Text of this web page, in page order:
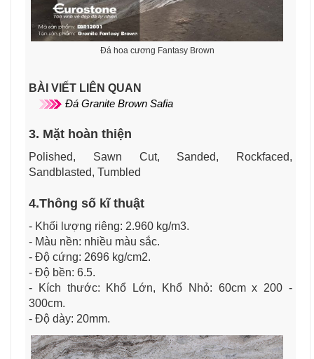
Đá hoa cương Fantasy Brown
BÀI VIẾT LIÊN QUAN
Đá Granite Brown Safia
3. Mặt hoàn thiện
Polished, Sawn Cut, Sanded, Rockfaced,
Sandblasted, Tumbled
4.Thông số kĩ thuật
- Khối lượng riêng: 2.960 kg/m3.
- Màu nền: nhiều màu sắc.
- Độ cứng: 2696 kg/cm2.
- Độ bền: 6.5.
- Kích thước: Khổ Lớn, Khổ Nhỏ: 60cm x 200 -
300cm.
- Độ dày: 20mm.